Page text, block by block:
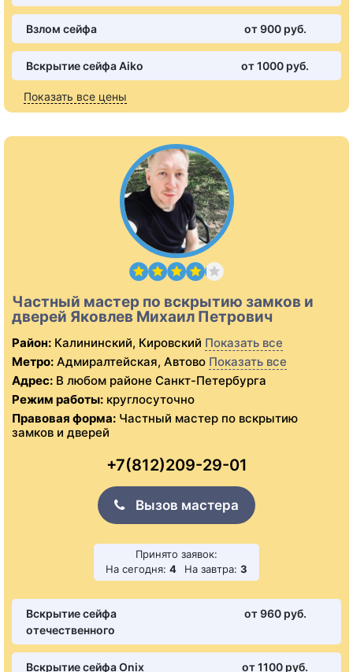
Взлом сейфа от 900 pуб.
Вскрытие сейфа Aiko от 1000 pуб.
Показать все цены
Частный мастер по вскрытию замков и
дверей Яковлев Михаил Петрович
Район: Калининский, Кировский Показать все
Метро: Адмиралтейская, Автово Показать все
Адрес: В любом районе Санкт-Петербурга
Режим работы: круглосуточно
Правовая форма: Частный мастер по вскрытию
замков и дверей
+7(812)209-29-01
Вызов мастера
Принято заявок:
На сегодня: 4 На завтра: 3
Вскрытие сейфа
отечественного
от 960 pуб.
Вскрытие сейфа Onix от 1100 pуб.